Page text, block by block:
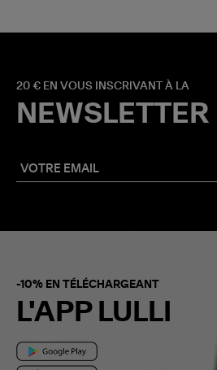
20 € EN VOUS INSCRIVANT À LA
NEWSLETTER
-10% EN TÉLÉCHARGEANT
L'APP LULLI